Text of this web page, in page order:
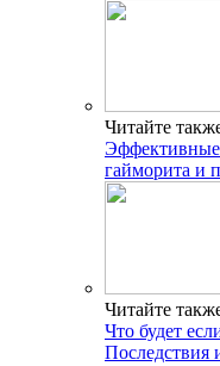
Читайте
Эффективные
гайморита и
Читайте
Что будет
Последствия